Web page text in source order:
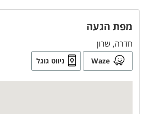
תה
קפה
מפת הגעה
חדרה, שרון
Waze ניווט גוגל